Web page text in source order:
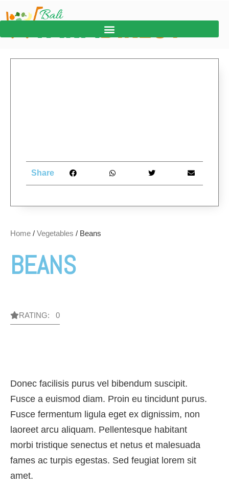
Home / Vegetables / Beans
BEANS
RATING: 0
Donec facilisis purus vel bibendum suscipit.
Fusce a euismod diam. Proin eu tincidunt purus.
Fusce fermentum ligula eget ex dignissim, non
laoreet arcu aliquam. Pellentesque habitant
morbi tristique senectus et netus et malesuada
fames ac turpis egestas. Sed feugiat lorem sit
amet.
Share